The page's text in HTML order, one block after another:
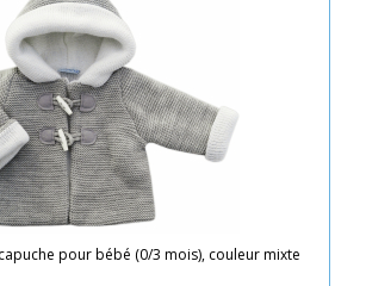
pour bébé (0/3 mois), couleur mixte